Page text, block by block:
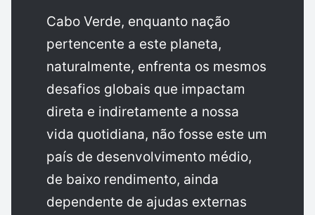
Cabo Verde, enquanto nação
pertencente a este planeta,
naturalmente, enfrenta os mesmos
desafios globais que impactam
direta e indiretamente a nossa
vida quotidiana, não fosse este um
país de desenvolvimento médio,
de baixo rendimento, ainda
dependente de ajudas externas